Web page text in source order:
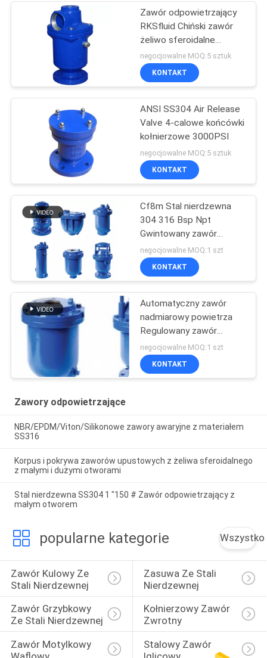
Zawór odpowietrzający
RKSfluid Chiński zawór
żeliwo sferoidalne
GGG50 6-calowy kołnierz
negocjowalne MOQ:5 sztuk
KONTAKT
ANSI SS304 Air Release
Valve 4-calowe końcówki
kołnierzowe 3000PSI
negocjowalne MOQ:5 sztuk
KONTAKT
Cf8m Stal nierdzewna
304 316 Bsp Npt
Gwintowany zawór
nadmiarowy wysokiego
ciśnienia Powietrze Gaz
Para Woda Zawór
negocjowalne MOQ:1 szt
KONTAKT
Automatyczny zawór
nadmiarowy powietrza
Regulowany zawór
nadmiarowy ciśnienia
Zawór bezpieczeństwa
gazu płynnego
negocjowalne MOQ:1 szt
KONTAKT
Zawory odpowietrzające
NBR/EPDM/Viton/Silikonowe zawory awaryjne z materiałem
SS316
Korpus i pokrywa zaworów upustowych z żeliwa sferoidalnego
z małymi i dużymi otworami
Stal nierdzewna SS304 1 "150 # Zawór odpowietrzający z
małym otworem
popularne kategorie Wszystko
Zawór Kulowy Ze
Stali Nierdzewnej
Zasuwa Ze Stali
Nierdzewnej
Zawór Grzybkowy
Ze Stali Nierdzewnej
Kołnierzowy Zawór
Zwrotny
Zawór Motylkowy
Stalowy Zawór